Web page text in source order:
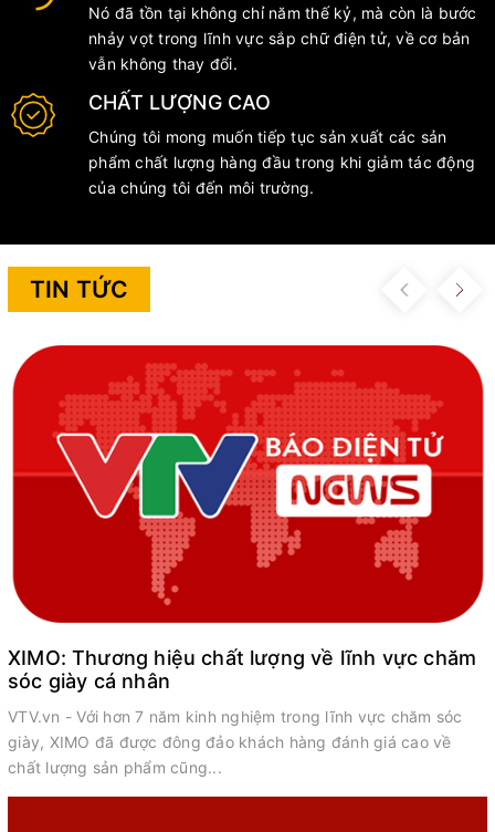
Nó đã tồn tại không chỉ năm thế kỷ, mà còn là bước
nhảy vọt trong lĩnh vực sắp chữ điện tử, về cơ bản
vẫn không thay đổi.
CHẤT LƯỢNG CAO
Chúng tôi mong muốn tiếp tục sản xuất các sản
phẩm chất lượng hàng đầu trong khi giảm tác động
của chúng tôi đến môi trường.
TIN TỨC
XIMO: Thương hiệu chất lượng về lĩnh vực chăm
sóc giày cá nhân
VTV.vn - Với hơn 7 năm kinh nghiệm trong lĩnh vực chăm sóc
giày, XIMO đã được đông đảo khách hàng đánh giá cao về
chất lượng sản phẩm cũng...